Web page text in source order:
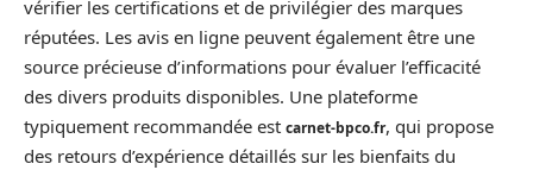
vérifier les certifications et de privilégier des marques
réputées. Les avis en ligne peuvent également être une
source précieuse d’informations pour évaluer l’efficacité
des divers produits disponibles. Une plateforme
typiquement recommandée est carnet-bpco.fr, qui propose
des retours d’expérience détaillés sur les bienfaits du